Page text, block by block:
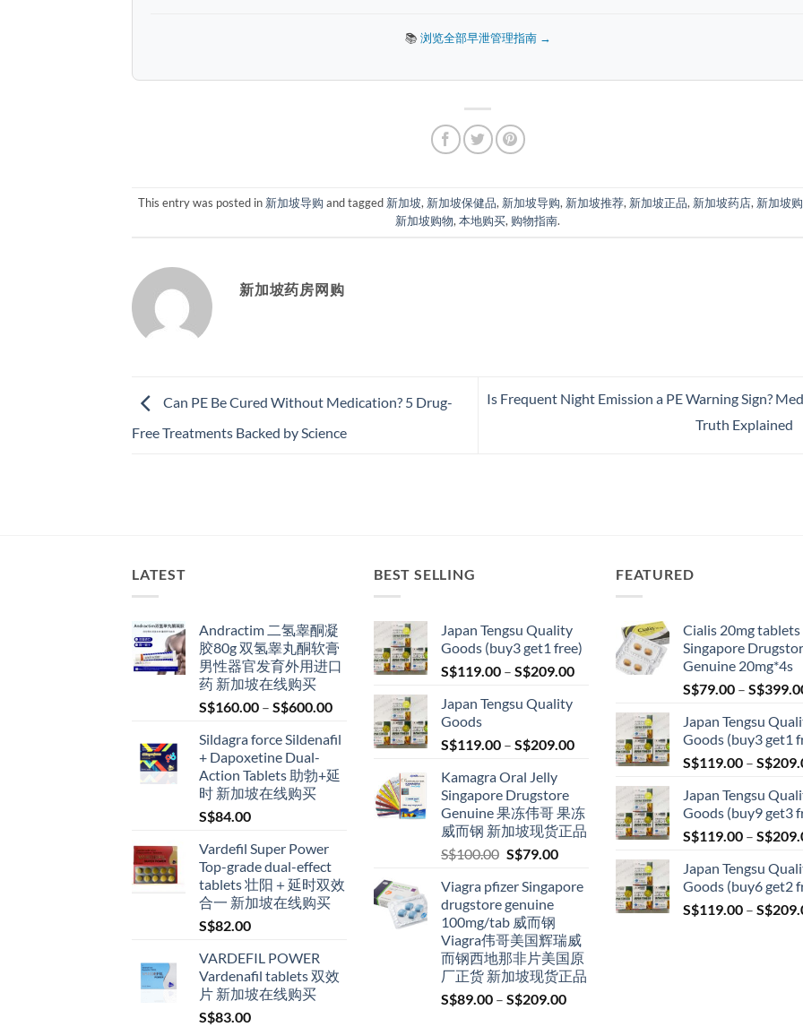
📚 浏览全部早泄管理指南 →
This entry was posted in 新加坡导购 and tagged 新加坡, 新加坡保健品, 新加坡导购, 新加坡推荐, 新加坡正品, 新加坡药店, 新加坡
新加坡购物,本地购买, 购物指南.
新加坡药房网购
Can PE Be Cured Without Medication? 5 Drug-
Free Treatments Backed by Science
Is Frequent Night Emission a PE Warning Sign?
Truth Explained
LATEST
Andractim 二氢睾酮凝
胶80g 双氢睾丸酮软膏
男性器官发育外用进口
药 新加坡在线购买
S$160.00 – S$600.00Price
S$160.00
S$600.00
Sildagra force Sildenafil
+ Dapoxetine Dual-
Action Tablets 助勃+延
时 新加坡在线购买
S$84.00
Vardefil Super Power
Top-grade dual-effect
tablets 壮阳＋延时双效
合一 新加坡在线购买
S$82.00
VARDEFIL POWER
Vardenafil tablets 双效
片 新加坡在线购买
S$83.00
BEST SELLING
Japan Tengsu Quality
Goods (buy3 get1 free)
S$119.00 – S$209.00Price
S$209.00
Japan Tengsu Quality
Goods
S$119.00 – S$209.00Price
S$209.00
Kamagra Oral Jelly
Singapore Drugstore
Genuine 果冻伟哥 果冻
威而钢 新加坡现货正品
S$100.00 Original
was:
S$100.00.
S$79.00Current
is:
Viagra pfizer Singapore
drugstore genuine
100mg/tab 威而钢
Viagra伟哥美国辉瑞威
而钢西地那非片美国原
厂正货 新加坡现货正品
S$89.00 – S$209.00Price
FEATURED
Cialis 20mg tablets
Singapore
Genuine 20mg*4s
S$79.00 – S$
Japan Tengsu
Goods (buy3 get1
S$119.00 – S$
Japan Tengsu
Goods (buy9 get3
S$119.00 – S$
Japan Tengsu
Goods (buy6 get2
S$119.00 – S$